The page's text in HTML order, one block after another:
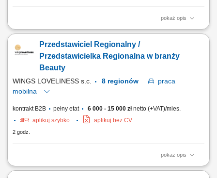
pokaż opis
Aktywna sprzedaż oraz promocja kosmeceutyków w wyznaczonym
Prowadzenie prezentacji oraz szkoleń produktowych dla partnerów
biznesowych; Aktywne pozyskiwanie nowych klientów (kliniki medycyny
estetycznej, gabinety...
Przedstawiciel Regionalny /
Przedstawicielka Regionalna w branży
Beauty
WINGS LOVELINESS s.c.
praca
mobilna
kontrakt B2B pełny etat 6 000 - 15 000 złnetto (+VAT)/mies.
aplikuj szybko
aplikuj bez CV
2 godz.
pokaż opis
aktywne rozwijanie sieci klientów na powierzonym obszarze, sprzedaż